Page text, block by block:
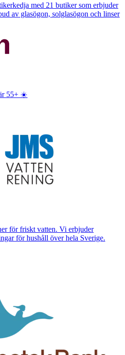
med 21 butiker som erbjuder
av glasögon, solglasögon och linser
55+ ☀️
för friskt vatten. Vi erbjuder
för hushåll över hela Sverige.